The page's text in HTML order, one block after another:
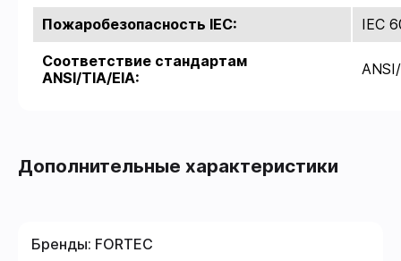
Пожаробезопасность IEC: IEC
Соответствие стандартам
ANSI/TIA/EIA:
Дополнительные характеристики
Бренды: FORTEC